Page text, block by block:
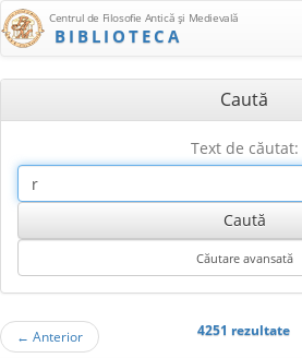
Centrul de Filosofie Antică şi Medievală
BIBLIOTECA
Caută
Text de căutat:
← Anterior 4251 rezultate